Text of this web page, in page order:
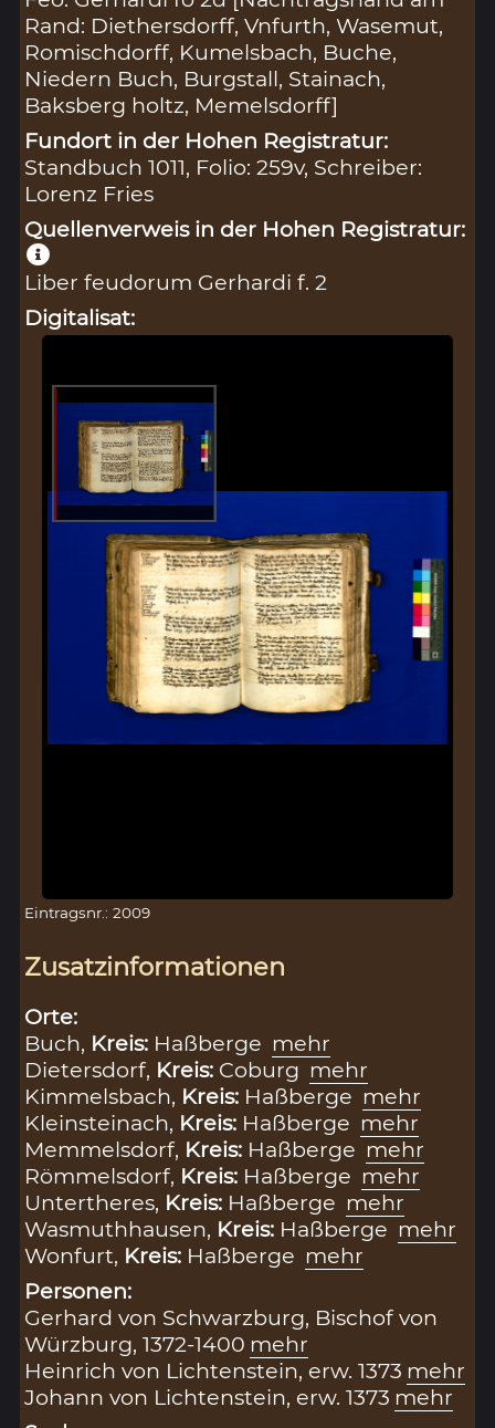
Rand: Diethersdorff, Vnfurth, Wasemut,
Romischdorff, Kumelsbach, Buche,
Niedern Buch, Burgstall, Stainach,
Baksberg holtz, Memelsdorff]
Fundort in der Hohen Registratur:
Standbuch 1011, Folio: 259v, Schreiber:
Lorenz Fries
Quellenverweis in der Hohen Registratur:
Liber feudorum Gerhardi f. 2
Digitalisat:
Eintragsnr.: 2009
Zusatzinformationen
Orte:
Buch, Kreis: Haßberge mehr
Dietersdorf, Kreis: Coburg mehr
Kimmelsbach, Kreis: Haßberge mehr
Kleinsteinach, Kreis: Haßberge mehr
Memmelsdorf, Kreis: Haßberge mehr
Römmelsdorf, Kreis: Haßberge mehr
Untertheres, Kreis: Haßberge mehr
Wasmuthhausen, Kreis: Haßberge mehr
Wonfurt, Kreis: Haßberge mehr
Personen:
Gerhard von Schwarzburg, Bischof von
Würzburg, 1372-1400 mehr
Heinrich von Lichtenstein, erw. 1373 mehr
Johann von Lichtenstein, erw. 1373 mehr